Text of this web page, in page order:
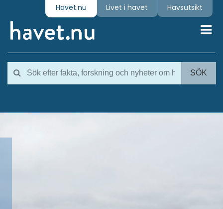
Havet.nu Livet i havet Havsutsikt
SÖK